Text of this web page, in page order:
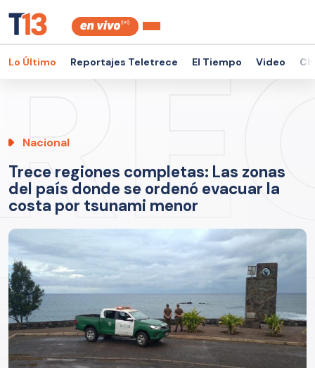
Lo Último Reportajes Teletrece El Tiempo Video
Nacional
Trece regiones completas: Las zonas
del país donde se ordenó evacuar la
costa por tsunami menor